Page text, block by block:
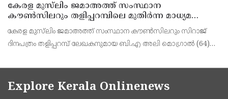
കേരള മുസ്‌ലിം ജമാഅത്ത് സംസ്ഥാന
കൗൺസിലറും തളിപ്പറമ്പിലെ മുതിർന്ന മാധ്യമ
പ്രവർത്തകനുമായ ബി എ അലി മൊഗ്രാൽ
നിര്യാതനായി
കേരള മുസ്‌ലിം ജമാഅത്ത് സംസ്ഥാന കൗൺസിലറും സിറാജ്
ദിനപത്രം തളിപ്പറമ്പ് ലേഖകനുമായ ബി.എ അലി മൊഗ്രാൽ (64)
ജമാഅത്ത് ജില്ലാ സെക്രട്ടറി, എസ്.വൈ.എ
Explore Kerala Onlinenews